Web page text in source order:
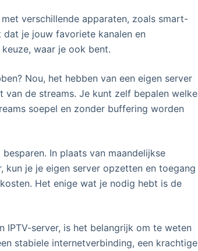
verschillende apparaten, zoals smart-
dat je jouw favoriete kanalen en
waar je ook bent.
Nou, het hebben van een eigen server
de streams. Je kunt zelf bepalen welke
soepel en zonder buffering worden
In plaats van maandelijkse
kun je je eigen server opzetten en toegang
Het enige wat je nodig hebt is de
IPTV-server, is het belangrijk om te weten
stabiele internetverbinding, een krachtige